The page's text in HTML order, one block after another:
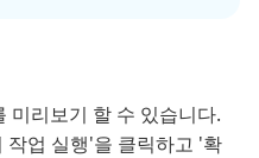
미리보기 할 수 있습니다.
작업 실행'을 클릭하고 '확